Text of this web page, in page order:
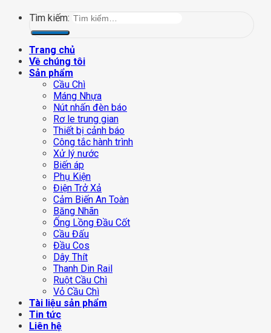
Tìm kiếm:
Trang chủ
Về chúng tôi
Sản phẩm
Cầu Chì
Máng Nhựa
Nút nhấn đèn báo
Rơ le trung gian
Thiết bị cảnh báo
Công tắc hành trình
Xử lý nước
Biến áp
Phụ Kiện
Điện Trở Xả
Cảm Biến An Toàn
Băng Nhãn
Ống Lồng Đầu Cốt
Cầu Đấu
Đầu Cos
Dây Thít
Thanh Din Rail
Ruột Cầu Chì
Vỏ Cầu Chì
Tài liệu sản phẩm
Tin tức
Liên hệ